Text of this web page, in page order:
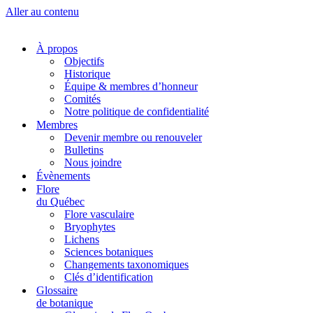
Aller au contenu
À propos
Objectifs
Historique
Équipe & membres d’honneur
Comités
Notre politique de confidentialité
Membres
Devenir membre ou renouveler
Bulletins
Nous joindre
Évènements
Flore
du Québec
Flore vasculaire
Bryophytes
Lichens
Sciences botaniques
Changements taxonomiques
Clés d’identification
Glossaire
de botanique